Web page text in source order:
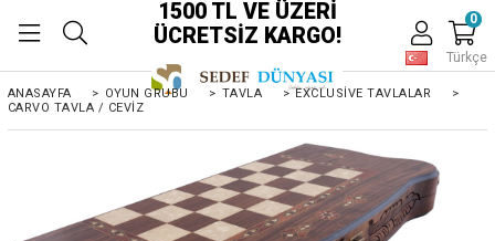
1500 TL VE ÜZERİ
ÜCRETSİZ KARGO!
Türkçe
0
ANASAYFA > OYUN GRUBU > TAVLA > EXCLUSIVE TAVLALAR
>
CARVO TAVLA / CEVIZ